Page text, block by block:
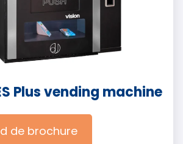
Plus vending machine
de brochure